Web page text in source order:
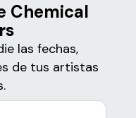
Chemical
las fechas,
de tus artistas